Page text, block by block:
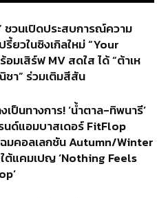
ชวนเปิดประสบการณ์ความ
รี้ยวในซิงเกิลใหม่ “Your
อมเสิร์ฟ MV สดใส ได้ “ต้าเห
ชา” ร่วมเติมสีสัน
เป็นทางการ! ‘น้ำตาล-ทิพนารี’
ด์แอมบาสเดอร์ FitFlop
มคอลเลกชัน Autumn/Winter
ต้แคมเปญ ‘Nothing Feels